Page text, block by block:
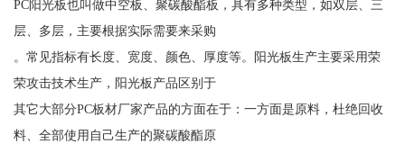
PC阳光板也叫做中空板、聚碳酸酯板，具有多种类型，如双层、三
层、多层，主要根据实际需要来采购
。常见指标有长度、宽度、颜色、厚度等。阳光板生产主要采用荣
荣攻击技术生产，阳光板产品区别于
其它大部分PC板材厂家产品的方面在于：一方面是原料，杜绝回收
料、全部使用自己生产的聚碳酸酯原